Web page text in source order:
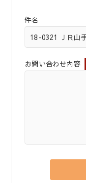
件名
お問い合わせ内容